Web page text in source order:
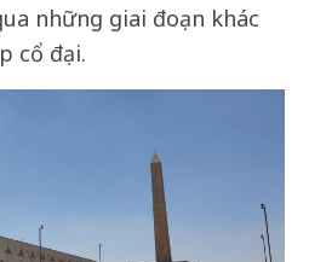
những giai đoạn khác
cổ đại.